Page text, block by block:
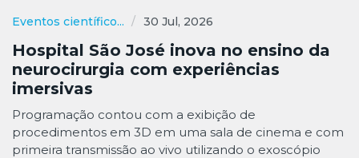
Eventos científico... 30 Jul, 2026
Hospital São José inova no ensino da
neurocirurgia com experiências
imersivas
Programação contou com a exibição de
procedimentos em 3D em uma sala de cinema e com
primeira transmissão ao vivo utilizando o exoscópio